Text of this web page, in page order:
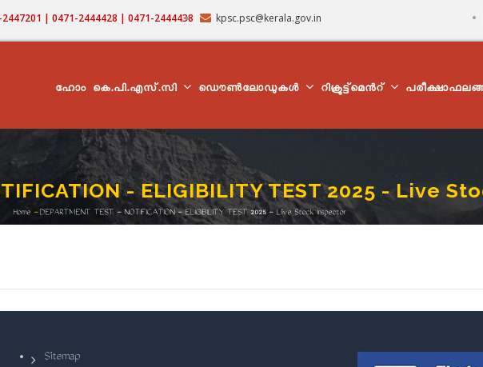
| 0471-2444428 | 0471-2444438 kpsc.psc@kerala.gov.in
NAVIGATION
ഹോം കെ.പി.എസ്.സി ഡൌൺലോഡുകൾ റിക്രൂട്ട്മെന്‍റ്
- ELIGIBILITY TEST 2025 - Live
Breadcrumb
Home - DEPARTMENT TEST - NOTIFICATION - ELIGIBILITY TEST 2025 - Live Stock Inspector
Sitemap